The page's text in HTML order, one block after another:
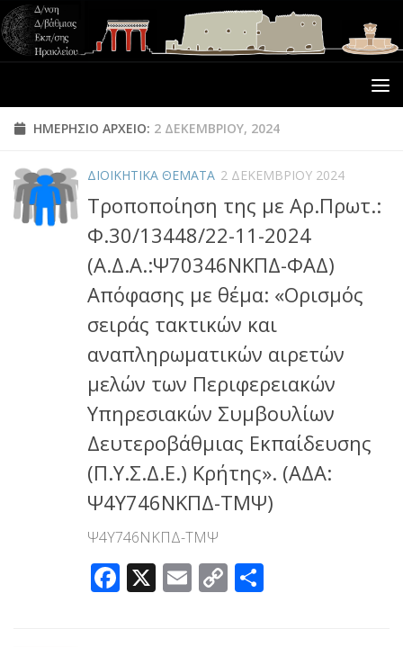
ΗΜΕΡΉΣΙΟ ΑΡΧΕΊΟ: 2 ΔΕΚΕΜΒΡΊΟΥ, 2024
ΔΙΟΙΚΗΤΙΚΑ ΘΕΜΑΤΑ 2 ΔΕΚΕΜΒΡΊΟΥ 2024
Τροποποίηση της με Αρ.Πρωτ.:
Φ.30/13448/22-11-2024
(Α.Δ.Α.:Ψ70346ΝΚΠΔ-ΦΑΔ)
Απόφασης με θέμα: «Ορισμός
σειράς τακτικών και
αναπληρωματικών αιρετών
μελών των Περιφερειακών
Υπηρεσιακών Συμβουλίων
Δευτεροβάθμιας Εκπαίδευσης
(Π.Υ.Σ.Δ.Ε.) Κρήτης». (ΑΔΑ:
Ψ4Υ746ΝΚΠΔ-ΤΜΨ)
Ψ4Υ746ΝΚΠΔ-ΤΜΨ
Facebook
X Email
Copy